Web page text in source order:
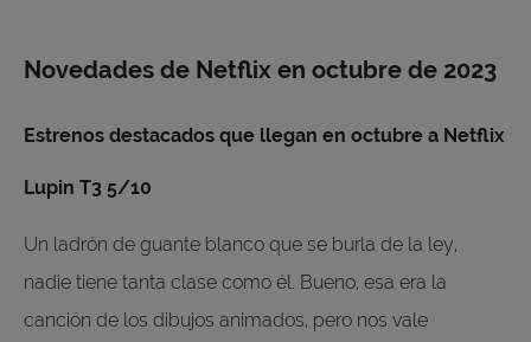
Novedades de Netflix en octubre de 2023
Estrenos destacados que llegan en octubre a Netflix
Lupin T3 5/10
Un ladrón de guante blanco que se burla de la ley,
nadie tiene tanta clase como él. Bueno, esa era la
canción de los dibujos animados, pero nos vale